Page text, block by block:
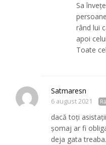
Sa
rând lui
apoi
Toate
Satmaresn
6 august 2021
dacă toți
șomaj ar fi
deja gata